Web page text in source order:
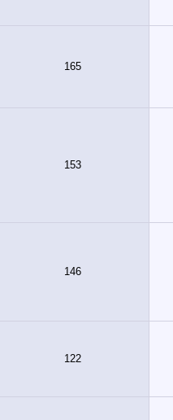
165
153
146
122